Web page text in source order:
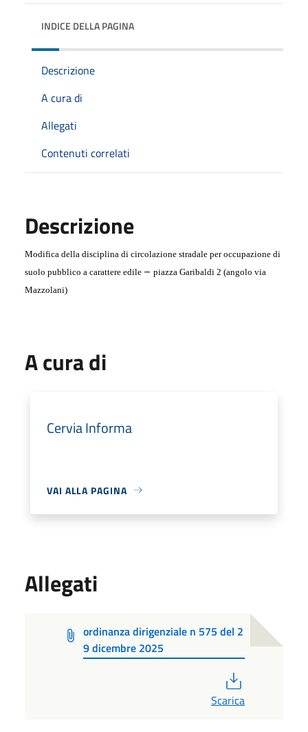
INDICE DELLA PAGINA
Descrizione
A cura di
Allegati
Contenuti correlati
Descrizione
Modifica della disciplina di circolazione stradale per occupazione di
suolo pubblico a carattere edile – piazza Garibaldi 2 (angolo via
Mazzolani)
A cura di
Cervia Informa
VAI ALLA PAGINA
Allegati
ordinanza dirigenziale n 575 del 2
9 dicembre 2025
Scarica